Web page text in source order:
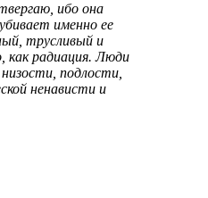
ибо она
именно ее
трусливый и
как радиация. Люди
подлости,
ненависти и